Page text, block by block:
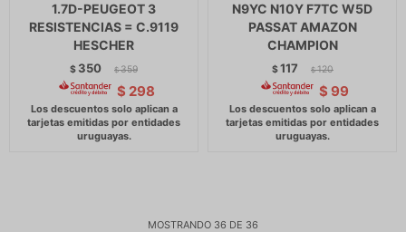
1.7D-PEUGEOT 3
RESISTENCIAS = C.9119
HESCHER
$ 350 $ 359
$ 298
N9YC N10Y F7TC W5D
PASSAT AMAZON
CHAMPION
$117 $ 120
$ 99
MOSTRANDO 36 DE 36